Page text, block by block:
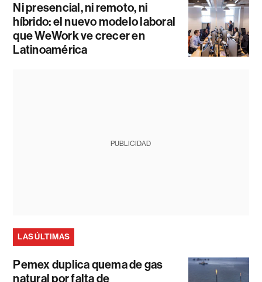
Ni presencial, ni remoto, ni
híbrido: el nuevo modelo laboral
que WeWork ve crecer en
Latinoamérica
PUBLICIDAD
LAS ÚLTIMAS
Pemex duplica quema de gas
natural por falta de